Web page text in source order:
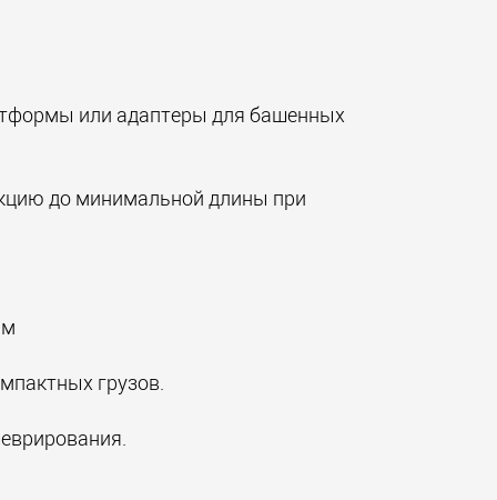
или адаптеры для башенных
до минимальной длины при
грузов.